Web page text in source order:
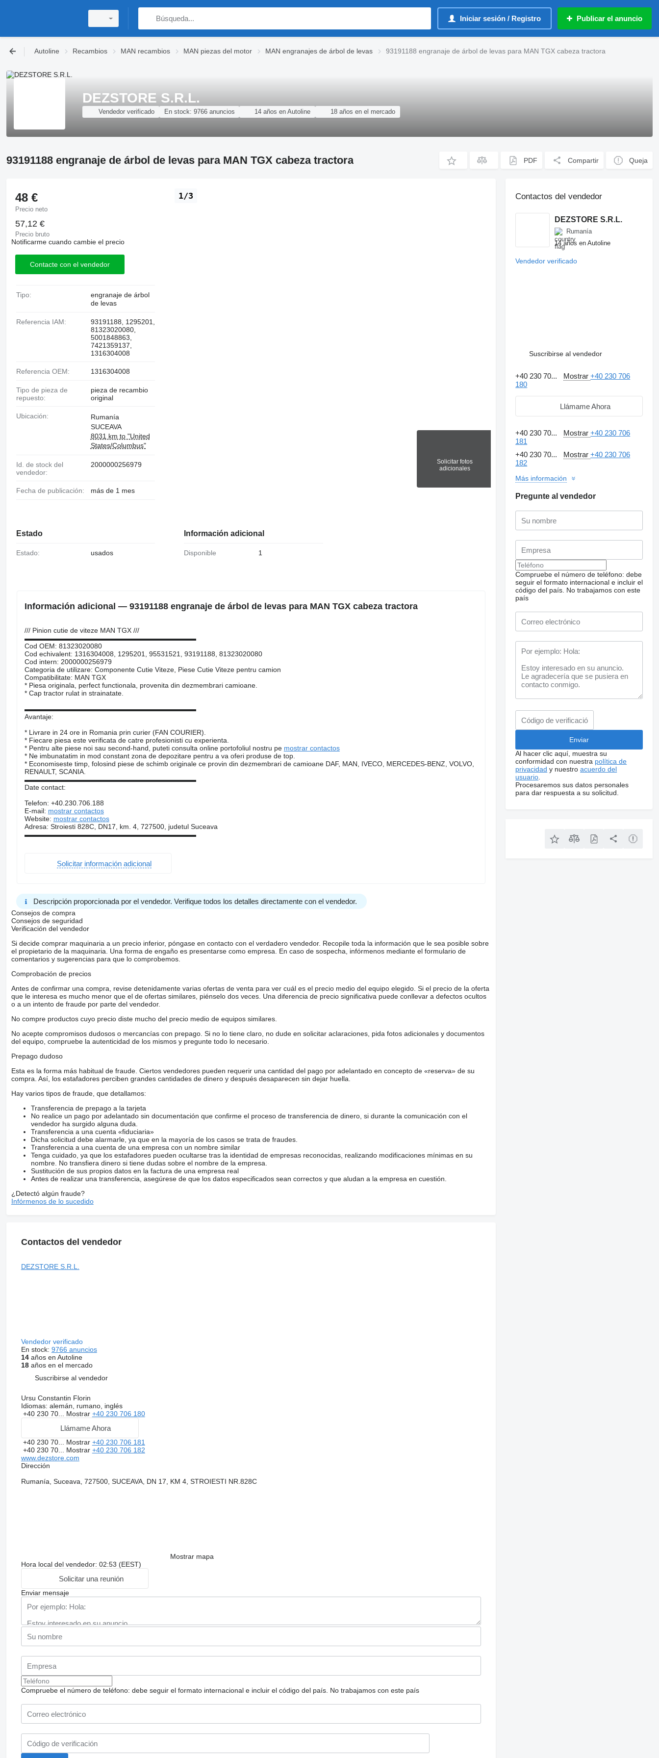
Iniciar sesión / Registro Publicar el anuncio
Autoline Recambios MAN recambios MAN piezas del motor MAN engranajes de árbol de levas 93191188 engranaje de árbol de levas para MAN TGX cabeza tractora
DEZSTORE S.R.L.
Vendedor verificado En stock: 9766 anuncios 14 años en Autoline 18 años en el mercado
93191188 engranaje de árbol de levas para MAN TGX cabeza tractora PDF Compartir Queja
Solicitar fotos
adicionales
1/3
48 €
Precio neto
57,12 €
Precio bruto
Notificarme cuando cambie el precio
Contacte con el vendedor
Tipo:
engranaje de árbol
de levas
Referencia IAM:
93191188, 1295201,
81323020080,
5001848863,
7421359137,
1316304008
Referencia OEM: 1316304008
Tipo de pieza de
repuesto:
pieza de recambio
original
Ubicación:
Rumanía
SUCEAVA
8031 km to "United
States/Columbus"
Id. de stock del
vendedor:
2000000256979
Fecha de publicación: más de 1 mes
Estado
Estado: usados
Información adicional
Disponible 1
Información adicional — 93191188 engranaje de árbol de levas para MAN TGX cabeza tractora
/// Pinion cutie de viteze MAN TGX ///
▬▬▬▬▬▬▬▬▬▬▬▬▬▬▬▬▬▬▬▬▬▬▬▬▬
Cod OEM: 81323020080
Cod echivalent: 1316304008, 1295201, 95531521, 93191188, 81323020080
Cod intern: 2000000256979
Categoria de utilizare: Componente Cutie Viteze, Piese Cutie Viteze pentru camion
Compatibilitate: MAN TGX
* Piesa originala, perfect functionala, provenita din dezmembrari camioane.
* Cap tractor rulat in strainatate.
▬▬▬▬▬▬▬▬▬▬▬▬▬▬▬▬▬▬▬▬▬▬▬▬▬
Avantaje:
* Livrare in 24 ore in Romania prin curier (FAN COURIER).
* Fiecare piesa este verificata de catre profesionisti cu experienta.
* Pentru alte piese noi sau second-hand, puteti consulta online portofoliul nostru pe mostrar contactos
* Ne imbunatatim in mod constant zona de depozitare pentru a va oferi produse de top.
* Economiseste timp, folosind piese de schimb originale ce provin din dezmembrari de camioane DAF, MAN, IVECO, MERCEDES-BENZ, VOLVO,
RENAULT, SCANIA.
▬▬▬▬▬▬▬▬▬▬▬▬▬▬▬▬▬▬▬▬▬▬▬▬▬
Date contact:
Telefon: +40.230.706.188
E-mail: mostrar contactos
Website: mostrar contactos
Adresa: Stroiesti 828C, DN17, km. 4, 727500, judetul Suceava
▬▬▬▬▬▬▬▬▬▬▬▬▬▬▬▬▬▬▬▬▬▬▬▬▬
Solicitar información adicional
Descripción proporcionada por el vendedor. Verifique todos los detalles directamente con el vendedor.
Consejos de compra
Consejos de seguridad
Verificación del vendedor
Si decide comprar maquinaria a un precio inferior, póngase en contacto con el verdadero vendedor. Recopile toda la información que le sea posible sobre
el propietario de la maquinaria. Una forma de engaño es presentarse como empresa. En caso de sospecha, infórmenos mediante el formulario de
comentarios y sugerencias para que lo comprobemos.
Comprobación de precios
Antes de confirmar una compra, revise detenidamente varias ofertas de venta para ver cuál es el precio medio del equipo elegido. Si el precio de la oferta
que le interesa es mucho menor que el de ofertas similares, piénselo dos veces. Una diferencia de precio significativa puede conllevar a defectos ocultos
o a un intento de fraude por parte del vendedor.
No compre productos cuyo precio diste mucho del precio medio de equipos similares.
No acepte compromisos dudosos o mercancías con prepago. Si no lo tiene claro, no dude en solicitar aclaraciones, pida fotos adicionales y documentos
del equipo, compruebe la autenticidad de los mismos y pregunte todo lo necesario.
Prepago dudoso
Esta es la forma más habitual de fraude. Ciertos vendedores pueden requerir una cantidad del pago por adelantado en concepto de «reserva» de su
compra. Así, los estafadores perciben grandes cantidades de dinero y después desaparecen sin dejar huella.
Hay varios tipos de fraude, que detallamos:
Transferencia de prepago a la tarjeta
No realice un pago por adelantado sin documentación que confirme el proceso de transferencia de dinero, si durante la comunicación con el
vendedor ha surgido alguna duda.
Transferencia a una cuenta «fiduciaria»
Dicha solicitud debe alarmarle, ya que en la mayoría de los casos se trata de fraudes.
Transferencia a una cuenta de una empresa con un nombre similar
Tenga cuidado, ya que los estafadores pueden ocultarse tras la identidad de empresas reconocidas, realizando modificaciones mínimas en su
nombre. No transfiera dinero si tiene dudas sobre el nombre de la empresa.
Sustitución de sus propios datos en la factura de una empresa real
Antes de realizar una transferencia, asegúrese de que los datos especificados sean correctos y que aludan a la empresa en cuestión.
¿Detectó algún fraude?
Infórmenos de lo sucedido
Contactos del vendedor
DEZSTORE S.R.L.
Vendedor verificado
En stock: 9766 anuncios
14años en Autoline
18años en el mercado
Suscribirse al vendedor
Ursu Constantin Florin
Idiomas: alemán, rumano, inglés
+40 230 70... Mostrar +40 230 706 180
Llámame Ahora
+40 230 70... Mostrar +40 230 706 181
+40 230 70... Mostrar +40 230 706 182
www.dezstore.com
Dirección
Rumanía, Suceava, 727500, SUCEAVA, DN 17, KM 4, STROIESTI NR.828C
Mostrar mapa
Hora local del vendedor: 02:53 (EEST)
Solicitar una reunión
Enviar mensaje
Compruebe el número de teléfono: debe seguir el formato internacional e incluir el código del país. No trabajamos con este país
Contactos del vendedor
DEZSTORE S.R.L.
Rumanía
14 años en Autoline
Vendedor verificado
Suscribirse al vendedor
+40 230 70... Mostrar+40 230 706
180
Llámame Ahora
+40 230 70... Mostrar+40 230 706
181
+40 230 70...
Mostrar+40 230 706
182
Más información
Pregunte al vendedor
Compruebe el número de teléfono: debe
seguir el formato internacional e incluir el
código del país. No trabajamos con este
país
Al hacer clic aquí, muestra su
conformidad con nuestra política de
privacidad y nuestroacuerdo del
usuario
Procesaremos sus datos personales
para dar respuesta a su solicitud.